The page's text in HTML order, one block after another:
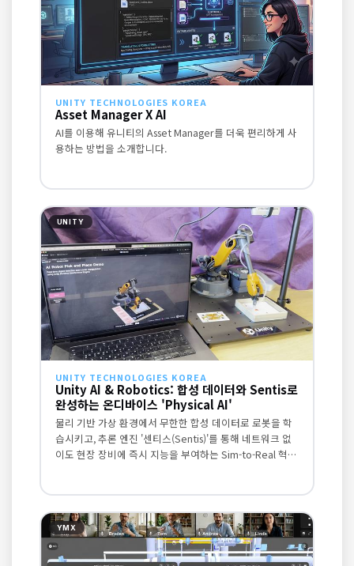
UNITY TECHNOLOGIES KOREA
Asset Manager X AI
AI를 이용해 유니티의 Asset Manager를 더욱 편리하게 사
용하는 방법을 소개합니다.
UNITY
UNITY TECHNOLOGIES KOREA
Unity AI & Robotics: 합성 데이터와 Sentis로
완성하는 온디바이스 'Physical AI'
물리 기반 가상 환경에서 무한한 합성 데이터로 로봇을 학
습시키고, 추론 엔진 '센티스(Sentis)'를 통해 네트워크 없
이도 현장 장비에 즉시 지능을 부여하는 Sim-to-Real 혁신
YMX